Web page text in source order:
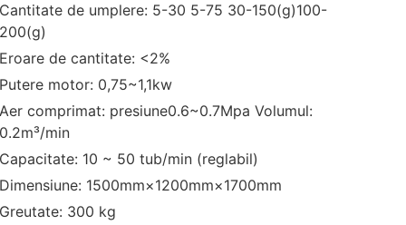
de umplere: 5-30 5-75 30-150(g)100-
de cantitate: <2%
motor: 0,75~1,1kw
comprimat: presiune0.6~0.7Mpa Volumul:
min
10 ~ 50 tub/min (reglabil)
1500mm×1200mm×1700mm
300 kg